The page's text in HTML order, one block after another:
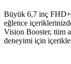
Büyük 6,7 inç
eğlence
Vision Booster, tüm
deneyimi için